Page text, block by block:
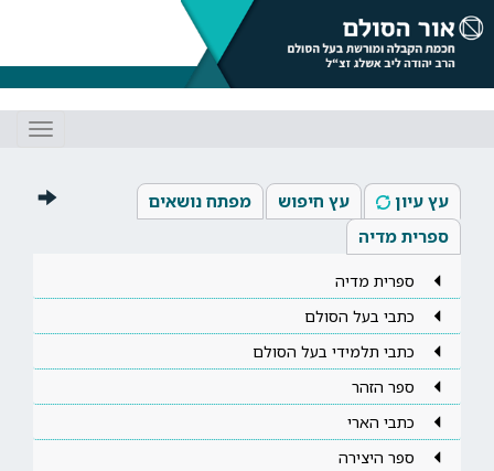
עץ עיון עץ חיפוש
מפתח נושאים
ספרית מדיה
ספרית מדיה
כתבי בעל הסולם
כתבי תלמידי בעל הסולם
ספר הזהר
כתבי הארי
ספר היצירה